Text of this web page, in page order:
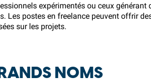
expérimentés ou ceux générant
Les postes en freelance peuvent offrir
sur les projets.
NOMS